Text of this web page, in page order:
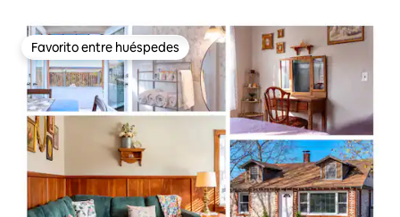
Favorito entre huéspedes
Favorito entre huéspedes